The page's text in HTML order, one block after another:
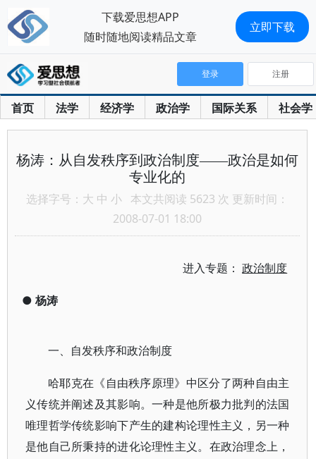
首页 法学 经济学 政治学 国际关系 社会学
登录 注册
杨涛：从自发秩序到政治制度——政治是如何
专业化的
选择字号： 大 中 小 本文共阅读 5623 次 更新时间：
2008-07-01 18:00
进入专题：政治制度
● 杨涛
一、自发秩序和政治制度
哈耶克在《自由秩序原理》中区分了两种自由主
义传统并阐述及其影响。一种是他所极力批判的法国
唯理哲学传统影响下产生的建构论理性主义，另一种
是他自己所秉持的进化论理性主义。在政治理念上，
下载爱思想APP
随时随地阅读精品文章
立即下载